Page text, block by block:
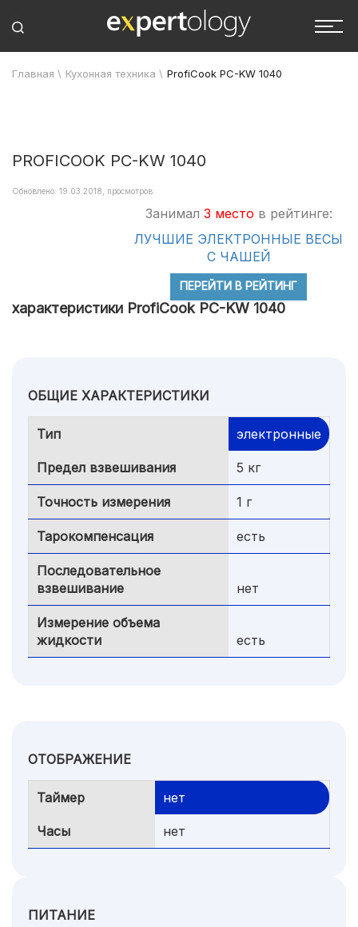
Главная \ Кухонная техника \ ProfiCook PC-KW 1040
PROFICOOK PC-KW 1040
Обновлено: 19.03.2018, просмотров:
Занимал 3 место в рейтинге:
ЛУЧШИЕ ЭЛЕКТРОННЫЕ ВЕСЫ
С ЧАШЕЙ
ПЕРЕЙТИ В РЕЙТИНГ
характеристики ProfiCook PC-KW 1040
ОБЩИЕ ХАРАКТЕРИСТИКИ
Тип электронные
Предел взвешивания 5 кг
Точность измерения 1 г
Тарокомпенсация есть
Последовательное
взвешивание
нет
Измерение объема
жидкости
есть
ОТОБРАЖЕНИЕ
Таймер нет
Часы нет
ПИТАНИЕ